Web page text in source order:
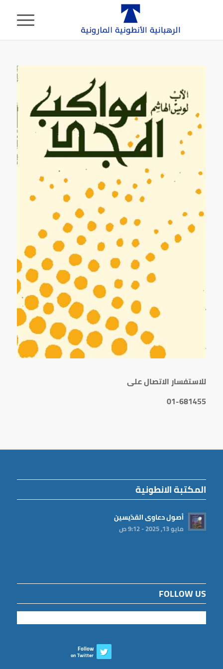
للاستفسار الاتصال على
01-681455
المكتبة الانطونية
أصول دعاوى القدّيسين
مايو 13, 2025 - 9:12 ص
FOLLOW US
Follow
on Twitter